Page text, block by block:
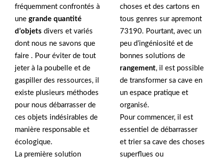
fréquemment confrontés à
une grande quantité
d’objets divers et variés
dont nous ne savons que
faire . Pour éviter de tout
jeter à la poubelle et de
gaspiller des ressources, il
existe plusieurs méthodes
pour nous débarrasser de
ces objets indésirables de
manière responsable et
écologique.
La première solution
choses et des cartons en
tous genres sur apremont
73190. Pourtant, avec un
peu d’ingéniosité et de
bonnes solutions de
rangement, il est possible
de transformer sa cave en
un espace pratique et
organisé.
Pour commencer, il est
essentiel de débarrasser
et trier sa cave des choses
superflues ou